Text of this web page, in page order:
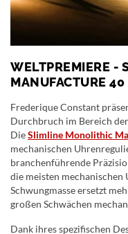
WELTPREMIERE -
MANUFACTURE 40
Frederique Constant
Durchbruch im Bereich
DieSlimline Monolithic
mechanischen
branchenführende
die meisten mechanischen
Schwungmasse ersetzt
großen Schwächen
Dank ihres spezifischen